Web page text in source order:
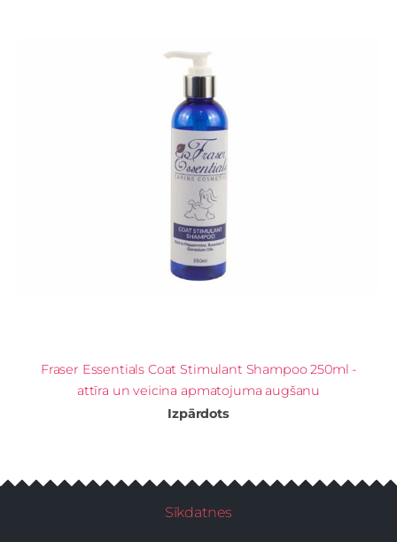
Fraser Essentials Coat Stimulant Shampoo 250ml -
attīra un veicina apmatojuma augšanu
Izpārdots
Sīkdatnes